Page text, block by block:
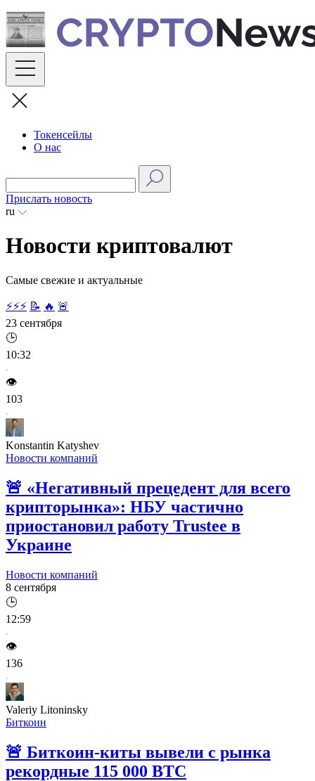
Skip
to
content
Токенсейлы
О нас
Прислать новость
ru
Новости криптовалют
Самые свежие и актуальные
⚡⚡⚡ 📝 🔥 🚨
23 сентября
🕒
10:32
👁️
103
Konstantin Katyshev
Новости компаний
🚨 «Негативный прецедент для всего
крипторынка»: НБУ частично
приостановил работу Trustee в
Украине
Новости компаний
8 сентября
🕒
12:59
👁️
136
Valeriy Litoninsky
Биткоин
🚨 Биткоин-киты вывели с рынка
рекордные 115 000 BTC